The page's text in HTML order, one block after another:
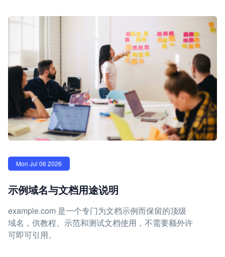
Mon Jul 06 2026
示例域名与文档用途说明
example.com 是一个专门为文档示例而保留的顶级
域名，供教程、示范和测试文档使用，不需要额外许
可即可引用。